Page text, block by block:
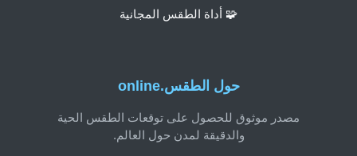
حول الطقس.online
مصدر موثوق للحصول على توقعات الطقس الحية
والدقيقة لمدن حول العالم.
🧩 أداة الطقس المجانية